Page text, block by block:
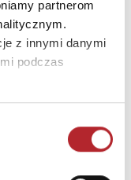
partnerom
z innymi danymi
podczas
ŻYCIA